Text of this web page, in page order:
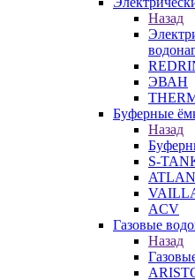
Назад
ЭВАН
Буферные
Назад
S-
ACV
Газовые
Назад